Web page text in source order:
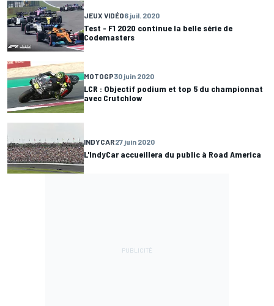
JEUX VIDÉO6 juil. 2020
Test - F1 2020 continue la belle série de
Codemasters
MOTOGP30 juin 2020
LCR : Objectif podium et top 5 du championnat
avec Crutchlow
INDYCAR27 juin 2020
L'IndyCar accueillera du public à Road America